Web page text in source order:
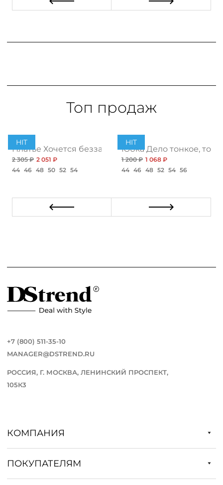
Топ продаж
HIT
Платье Хочется беззаботности, топ
2 305 ₽ 2 051 ₽
44 46 48 50 52 54
HIT
Юбка Дело тонкое, топ
1 200 ₽ 1 068 ₽
44 46 48 52 54 56
+7 (800) 511-35-10
MANAGER@DSTREND.RU
РОССИЯ, Г. МОСКВА, ЛЕНИНСКИЙ ПРОСПЕКТ,
105К3
КОМПАНИЯ
ПОКУПАТЕЛЯМ